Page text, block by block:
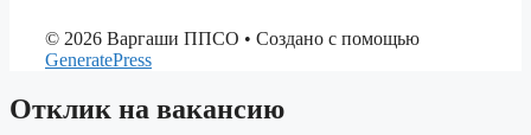
© 2026 Варгаши ППСО • Создано с помощью
GeneratePress
Отклик на вакансию